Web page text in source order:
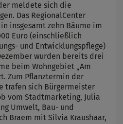
meldete sich die
Das RegionalCenter
insgesamt zehn Bäume im
Euro (einschließlich
und Entwicklungspflege)
wurden bereits drei
beim Wohngebiet „Am
Zum Pflanztermin der
trafen sich Bürgermeister
vom Stadtmarketing, Julia
Umwelt, Bau- und
Braem mit Silvia Kraushaar,